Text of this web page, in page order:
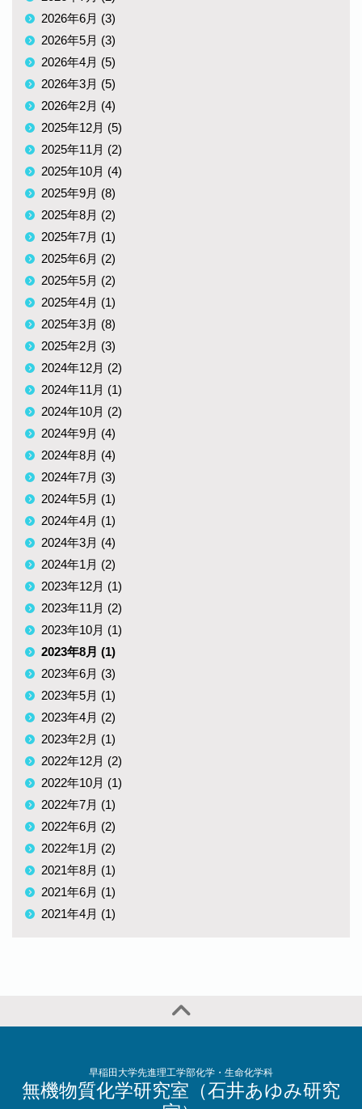
2026年6月 (3)
2026年5月 (3)
2026年4月 (5)
2026年3月 (5)
2026年2月 (4)
2025年12月 (5)
2025年11月 (2)
2025年10月 (4)
2025年9月 (8)
2025年8月 (2)
2025年7月 (1)
2025年6月 (2)
2025年5月 (2)
2025年4月 (1)
2025年3月 (8)
2025年2月 (3)
2024年12月 (2)
2024年11月 (1)
2024年10月 (2)
2024年9月 (4)
2024年8月 (4)
2024年7月 (3)
2024年5月 (1)
2024年4月 (1)
2024年3月 (4)
2024年1月 (2)
2023年12月 (1)
2023年11月 (2)
2023年10月 (1)
2023年8月 (1)
2023年6月 (3)
2023年5月 (1)
2023年4月 (2)
2023年2月 (1)
2022年12月 (2)
2022年10月 (1)
2022年7月 (1)
2022年6月 (2)
2022年1月 (2)
2021年8月 (1)
2021年6月 (1)
2021年4月 (1)
早稲田大学先進理工学部化学・生命化学科
無機物質化学研究室（石井あゆみ研究